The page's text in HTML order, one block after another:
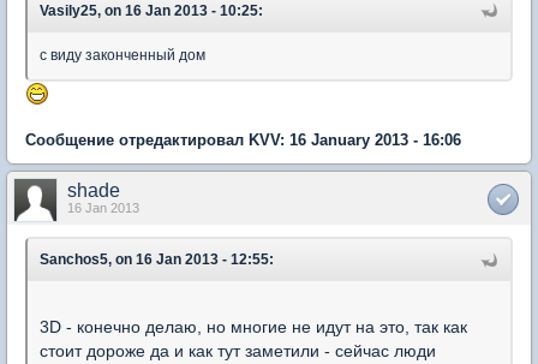
Vasily25, on 16 Jan 2013 - 10:25:
с виду законченный дом
Сообщение отредактировал KVV: 16 January 2013 - 16:06
shade
16 Jan 2013
Sanchos5, on 16 Jan 2013 - 12:55:
3D - конечно делаю, но многие не идут на это, так как
стоит дороже да и как тут заметили - сейчас люди